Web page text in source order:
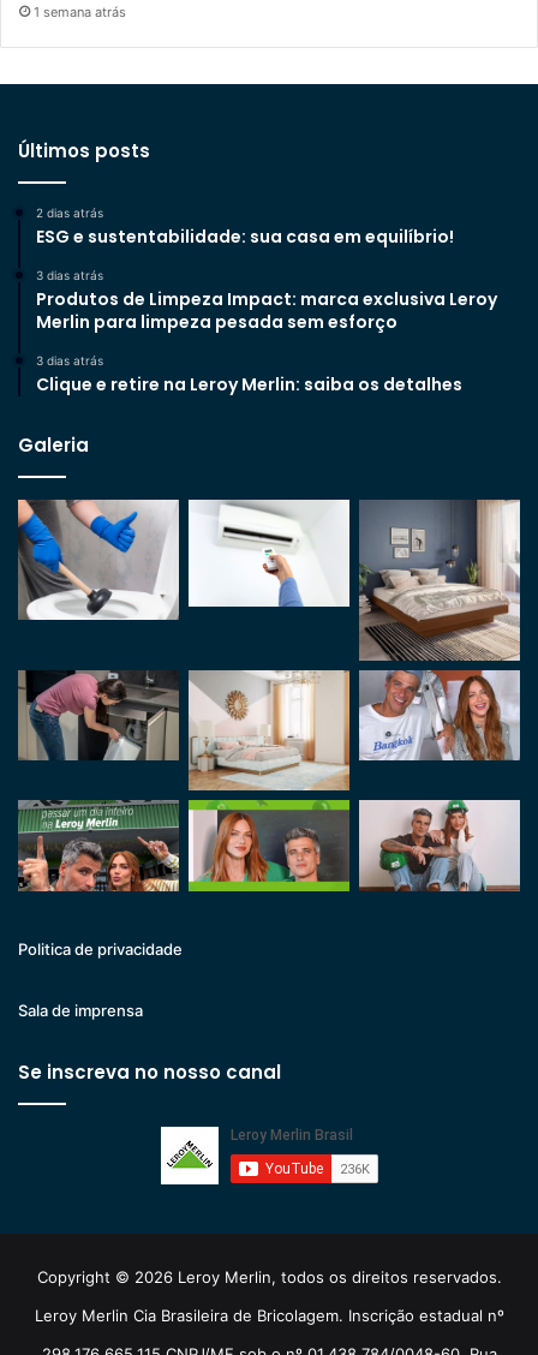
1 semana atrás
Últimos posts
2 dias atrás
ESG e sustentabilidade: sua casa em equilíbrio!
3 dias atrás
Produtos de Limpeza Impact: marca exclusiva Leroy
Merlin para limpeza pesada sem esforço
3 dias atrás
Clique e retire na Leroy Merlin: saiba os detalhes
Galeria
Politica de privacidade
Sala de imprensa
Se inscreva no nosso canal
Copyright © 2026 Leroy Merlin, todos os direitos reservados.
Leroy Merlin Cia Brasileira de Bricolagem. Inscrição estadual nº